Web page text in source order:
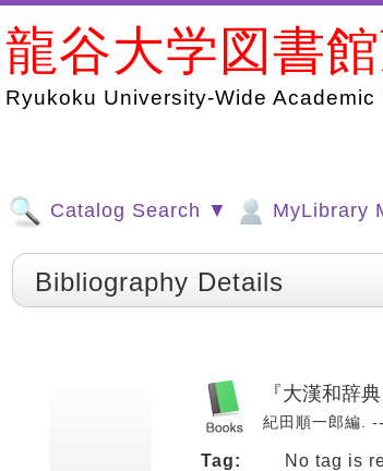
龍谷大学図書
Ryukoku University-Wide
Catalog Search ▼ MyLibrary
Bibliography Details
『大漢和辞
紀田順一郎編.
Tag:
No tag is